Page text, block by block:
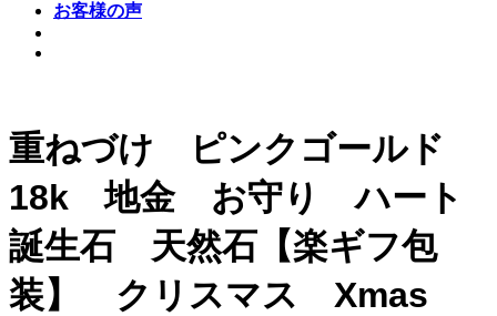
お客様の声
重ねづけ ピンクゴールド
18k 地金 お守り ハート
誕生石 天然石【楽ギフ包
装】 クリスマス Xmas